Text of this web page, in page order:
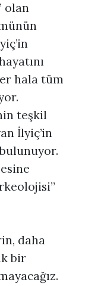
olan
hala tüm
teşkil
İlyiç’in
bulunuyor.
daha
bir